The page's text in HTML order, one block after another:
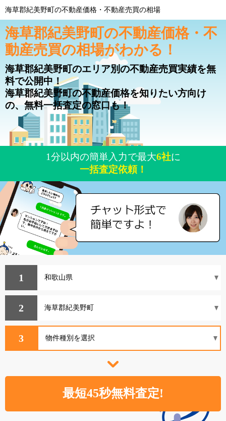
海草郡紀美野町の不動産価格・不動産売買の相場
海草郡紀美野町の不動産価格・不
動産売買の相場がわかる！
海草郡紀美野町のエリア別の不動産売買実績を無
料で公開中！
海草郡紀美野町の不動産価格を知りたい方向け
の、無料一括査定の窓口も！
1分以内の簡単入力で最大6社に
一括査定依頼！
1
2
3